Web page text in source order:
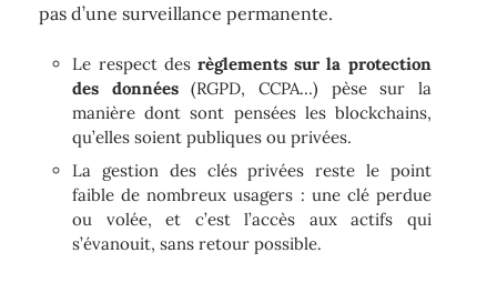
pas d’une surveillance permanente.
Le respect des règlements sur la protection
des données(RGPD, CCPA…) pèse sur la
manière dont sont pensées les blockchains,
qu’elles soient publiques ou privées.
La gestion des clés privées reste le point
faible de nombreux usagers : une clé perdue
ou volée, et c’est l’accès aux actifs qui
s’évanouit, sans retour possible.